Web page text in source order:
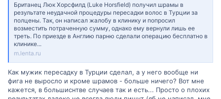
Британец Люк Хорсфилд (Luke Horsfield) получил шрамы в
результате неудачной процедуры пересадки волос в Турции за
полцены. Так, он написал жалобу в клинику и попросил
возместить потраченную сумму, однако ему вернули лишь ее
треть. По приезде в Англию парню сделали операцию бесплатно в
клинике...
m.lenta.ru
Как мужик пересадку в Турции сделал, а у него вообще ни
фига не выросло и кроме шрамов - больше ничего? Вот мне
кажется, в большиснтве случаев так и есть... Просто о плохих